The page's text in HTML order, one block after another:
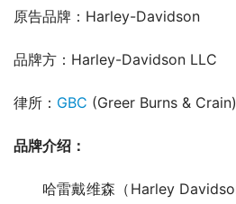
原告品牌：Harley-Davidson
品牌方：Harley-Davidson LLC
律所： GBC (Greer Burns & Crain)
品牌介绍：